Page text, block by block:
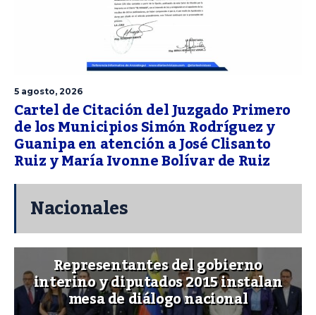
5 agosto, 2026
Cartel de Citación del Juzgado Primero
de los Municipios Simón Rodríguez y
Guanipa en atención a José Clisanto
Ruiz y María Ivonne Bolívar de Ruiz
Nacionales
Representantes del gobierno
interino y diputados 2015 instalan
mesa de diálogo nacional